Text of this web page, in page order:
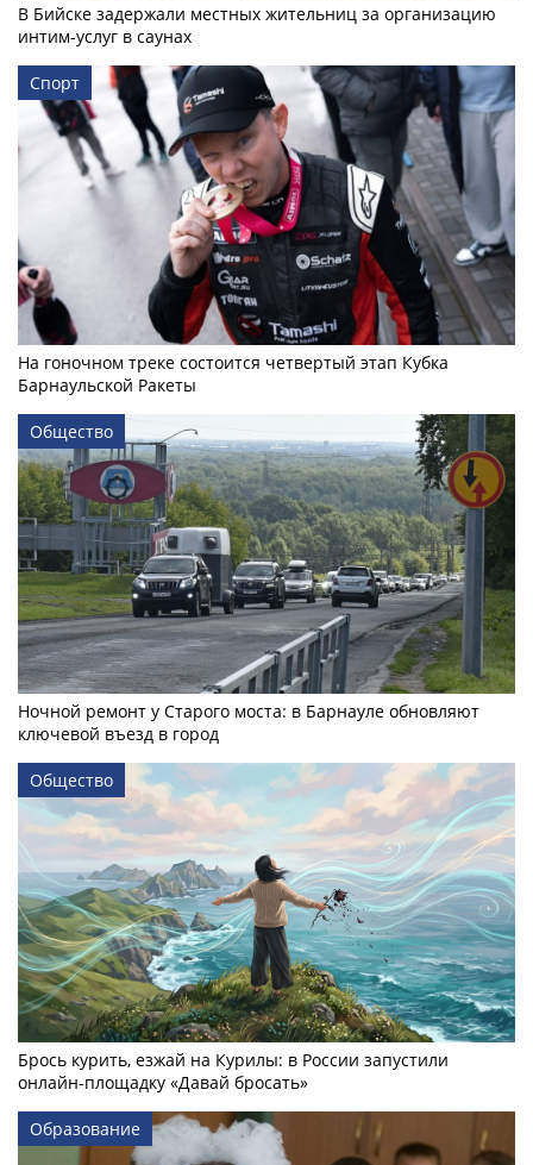
В Бийске задержали местных жительниц за организацию
интим-услуг в саунах
Спорт
На гоночном треке состоится четвертый этап Кубка
Барнаульской Ракеты
Общество
Ночной ремонт у Старого моста: в Барнауле обновляют
ключевой въезд в город
Общество
Брось курить, езжай на Курилы: в России запустили
онлайн-­площадку «Давай бросать»
Образование